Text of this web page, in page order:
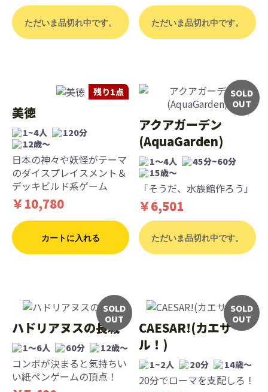
ただいま品切れ中です。 ただいま品切れ中です。
残り1点
美徳
1~4人
120分
12歳〜
日本の神々や妖怪がテーマ
のダイスプレイスメント＆
デッキビルド系ゲーム
￥10,780
カートに入れる
SOLD
OUT
アクアガーデン
(AquaGarden)
1～4人
45分~60分
15歳〜
「そうだ、水族館作ろう」
￥6,501
ただいま品切れ中です。
SOLD
OUT
ハドリアヌスの長城
1～6人 60分 12歳〜
コンボが決まると気持ちい
い紙ペンゲームの頂点！
SOLD
OUT
CAESAR!(カエサ
ル！)
1~2人 20分 14歳〜
20分でローマを支配しろ！